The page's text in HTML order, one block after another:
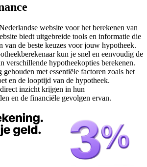
website voor het berekenen van
biedt uitgebreide tools en informatie die
van de beste keuzes voor jouw hypotheek.
kun je snel en eenvoudig de
verschillende hypotheekopties berekenen.
met essentiële factoren zoals het
en de looptijd van de hypotheek.
inzicht krijgen in hun
en de financiële gevolgen ervan.